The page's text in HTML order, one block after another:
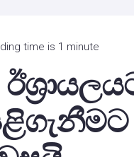
time is 1 minute